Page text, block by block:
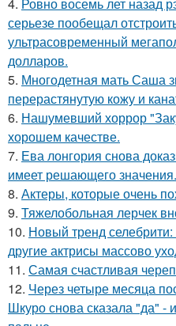
серьезе пообещал
ультрасовременный
долларов.
5. Многодетная мать Саша
перерастянутую кожу и
6. Нашумевший хоррор
хорошем качестве.
7. Ева лонгория снова
имеет решающего значения.
8. Актеры, которые очень
9. Тяжелобольная лерчек
10. Новый тренд
другие актрисы массово
11. Самая счастливая
12. Через четыре месяца
Шкуро снова сказала "да" -